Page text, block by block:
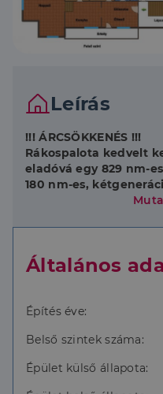
Leírás
!!! ÁRCSÖKKENÉS !!!
Rákospalota kedvelt
eladóvá egy 829 nm-
180 nm-es,
családi ház, két
számára is ideális!
hálószoba, konyha,
A felső szint 100 nm +
hálószoba, fürdő, WC,
még egy 25 nm-es,
Általános
Építés éve:
Belső szintek száma:
Épület külső állapota: